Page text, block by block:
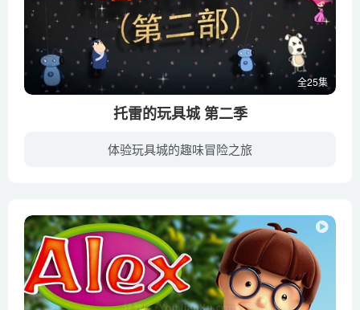
全25集
托雷的玩具城 第二季
体验玩具城的趣味冒险之旅